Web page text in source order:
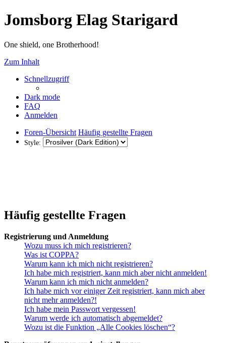
Jomsborg Elag Starigard
One shield, one Brotherhood!
Zum Inhalt
Schnellzugriff
Dark mode
FAQ
Anmelden
Foren-Übersicht Häufig gestellte Fragen
Style:
Häufig gestellte Fragen
Registrierung und Anmeldung
Wozu muss ich mich registrieren?
Was ist COPPA?
Warum kann ich mich nicht registrieren?
Ich habe mich registriert, kann mich aber nicht anmelden!
Warum kann ich mich nicht anmelden?
Ich habe mich vor einiger Zeit registriert, kann mich aber
nicht mehr anmelden?!
Ich habe mein Passwort vergessen!
Warum werde ich automatisch abgemeldet?
Wozu ist die Funktion „Alle Cookies löschen“?